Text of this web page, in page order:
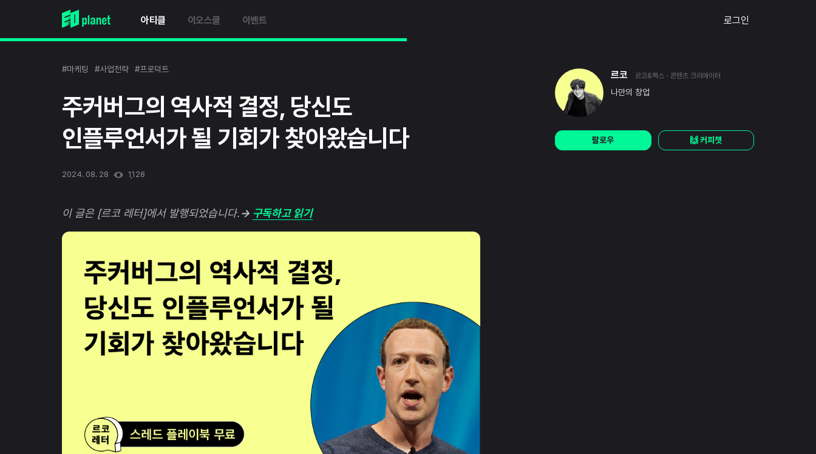
아티클 이오스쿨 이벤트 로그인
#마케팅 #사업전략 #프로덕트
주커버그의 역사적 결정, 당신도
인플루언서가 될 기회가 찾아왔습니다
2024. 08. 28 1,128
이 글은 [르코 레터]에서 발행되었습니다.→ 구독하고 읽기
르코 르코&렉스 · 콘텐츠 크리에이터
나만의 창업
팔로우 🙌 커피챗